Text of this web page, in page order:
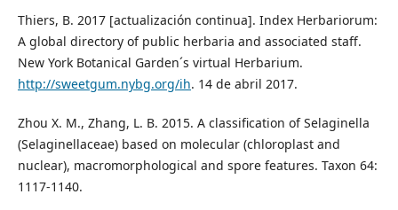
Thiers, B. 2017 [actualización continua]. Index Herbariorum:
A global directory of public herbaria and associated staff.
New York Botanical Garden´s virtual Herbarium.
http://sweetgum.nybg.org/ih. 14 de abril 2017.
Zhou X. M., Zhang, L. B. 2015. A classification of Selaginella
(Selaginellaceae) based on molecular (chloroplast and
nuclear), macromorphological and spore features. Taxon 64:
1117-1140.